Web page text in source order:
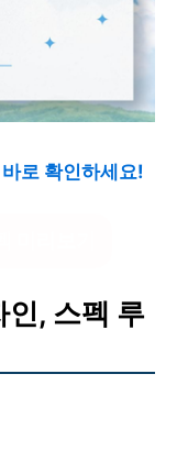
로 확인하세요!
인, 스펙 루